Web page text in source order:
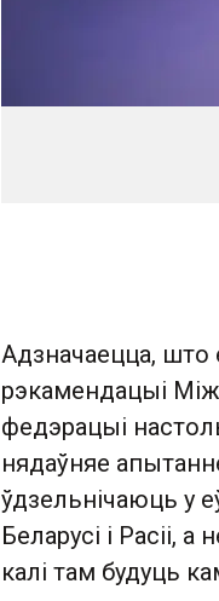
Адзначаецца, што
рэкамендацыі
федэрацыі
нядаўняе
ўдзельнічаюць у
Беларусі і Расіі,
калі там будуць